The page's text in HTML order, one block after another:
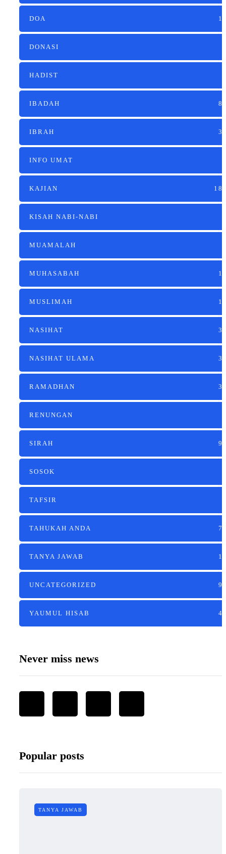
DOA
DONASI
HADIST
IBADAH
IBRAH
INFO UMAT
KAJIAN
KISAH NABI-NABI
MUAMALAH
MUHASABAH
MUSLIMAH
NASIHAT
NASIHAT ULAMA
RAMADHAN
RENUNGAN
SIRAH
SOSOK
TAFSIR
TAHUKAH ANDA
TANYA JAWAB
UNCATEGORIZED
YAUMUL HISAB
Never miss news
Popular posts
TANYA JAWAB